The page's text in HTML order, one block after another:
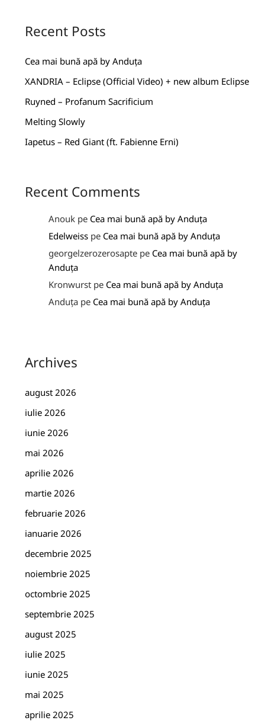
Recent Posts
Cea mai bună apă by Anduța
XANDRIA – Eclipse (Official Video) + new album Eclipse
Ruyned – Profanum Sacrificium
Melting Slowly
Iapetus – Red Giant (ft. Fabienne Erni)
Recent Comments
Anouk pe Cea mai bună apă by Anduța
Edelweiss pe Cea mai bună apă by Anduța
georgelzerozerosapte pe Cea mai bună apă by
Anduța
Kronwurst pe Cea mai bună apă by Anduța
Anduța pe Cea mai bună apă by Anduța
Archives
august 2026
iulie 2026
iunie 2026
mai 2026
aprilie 2026
martie 2026
februarie 2026
ianuarie 2026
decembrie 2025
noiembrie 2025
octombrie 2025
septembrie 2025
august 2025
iulie 2025
iunie 2025
mai 2025
aprilie 2025